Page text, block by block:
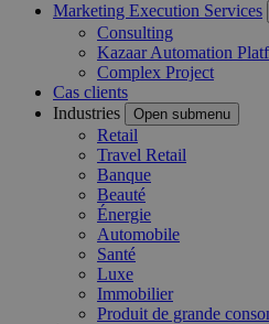
Marketing Execution Services
Consulting
Kazaar Automation
Complex Project
Cas clients
Industries
Open submenu
Retail
Travel Retail
Banque
Beauté
Énergie
Automobile
Santé
Luxe
Immobilier
Produit de grande